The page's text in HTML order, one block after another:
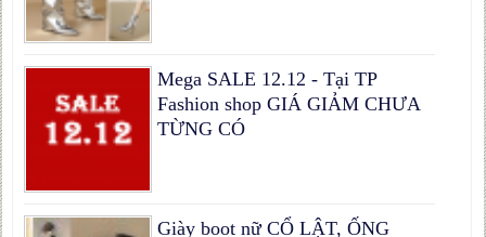
Mega SALE 12.12 - Tại TP
Fashion shop GIÁ GIẢM CHƯA
TỪNG CÓ
Giày boot nữ CỔ LẬT, ỐNG